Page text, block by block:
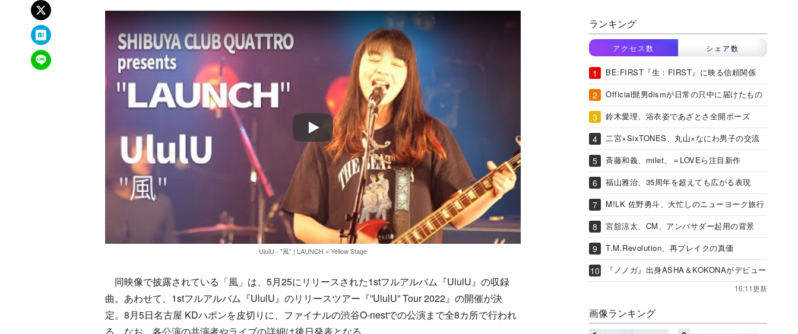
xでポスト
はてなブックマーク
LINEで送る
UlulU - "風" | LAUNCH × Yellow Stage
同映像で披露されている「風」は、5月25にリリースされた1stフルアルバム『UlulU』の収録
曲。あわせて、1stフルアルバム『UlulU』のリリースツアー『”UlulU” Tour 2022』の開催が決
定。8月5日名古屋 KDハポンを皮切りに、ファイナルの渋谷O-nestでの公演まで全8カ所で行われ
ランキング
アクセス数 シェア数
BE:FIRST『生：FIRST』に映る信頼関係
Official髭男dismが日常の只中に届けたもの
鈴木愛理、浴衣姿であざとさ全開ポーズ
二宮×SixTONES、丸山×なにわ男子の交流
斉藤和義、milet、＝LOVEら注目新作
福山雅治、35周年を超えても広がる表現
M!LK 佐野勇斗、大忙しのニューヨーク旅行
宮舘涼太、CM、アンバサダー起用の背景
T.M.Revolution、再ブレイクの真価
『ノノガ』出身ASHA＆KOKONAがデビュー
16:11更新
画像ランキング